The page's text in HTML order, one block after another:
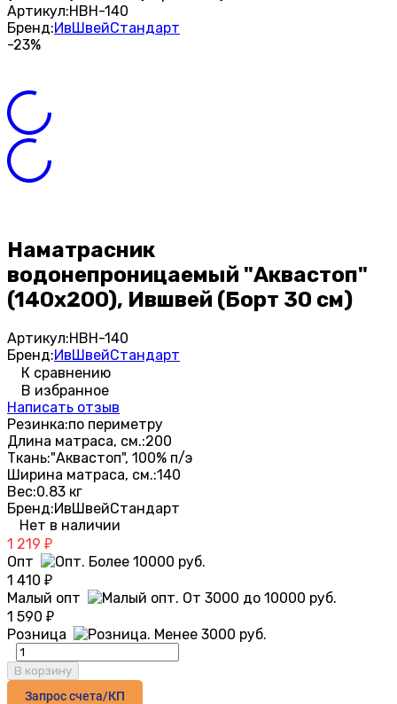
Артикул:НВН-140
Бренд:ИвШвейСтандарт
-23%
Наматрасник
водонепроницаемый "Аквастоп"
(140х200), Ившвей (Борт 30 см)
Артикул:НВН-140
Бренд:ИвШвейСтандарт
К сравнению
В избранное
Написать отзыв
Резинка:по периметру
Длина матраса, см.:200
Ткань:"Аквастоп", 100% п/э
Ширина матраса, см.:140
Вес:0.83 кг
Бренд:ИвШвейСтандарт
Нет в наличии
1 219 ₽
Опт
1 410 ₽
Малый опт
1 590 ₽
Розница
В корзину
Запрос счета/КП